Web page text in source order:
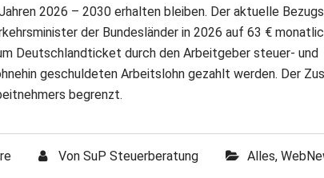
2026 – 2030 erhalten bleiben. Der aktuelle
der Bundesländer in 2026 auf 63 €
Deutschlandticket durch den Arbeitgeber steuer- und
geschuldeten Arbeitslohn gezahlt werden. Der
begrenzt.
Von SuP Steuerberatung Alles,